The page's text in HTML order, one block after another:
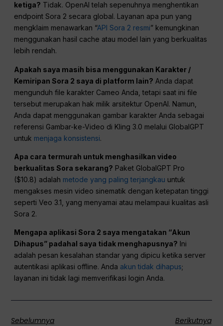
ketiga? Tidak. OpenAI telah sepenuhnya menghentikan
endpoint Sora 2 secara global. Layanan apa pun yang
mengklaim menawarkan “API Sora 2 resmi” kemungkinan
menggunakan hasil cache atau model lain yang berkualitas
lebih rendah.
Apakah saya masih bisa menggunakan Karakter /
Kemiripan Sora 2 saya di platform lain? Anda dapat
mengunduh file karakter Cameo Anda, tetapi saat ini file
tersebut merupakan hak milik arsitektur OpenAI. Namun,
Anda dapat menggunakan gambar karakter Anda sebagai
referensi Gambar-ke-Video di Kling 3.0 melalui GlobalGPT
untuk menjaga konsistensi.
Apa cara termurah untuk menghasilkan video
berkualitas Sora sekarang? Paket GlobalGPT Pro
($10.8) adalah metode yang paling terjangkau untuk
mengakses mesin video sinematik dengan ketepatan tinggi
seperti Veo 3.1, yang menyamai atau melampaui kualitas asli
Sora 2.
Mengapa aplikasi Sora 2 saya mengatakan “Akun
Dihapus” padahal saya tidak menghapusnya? Ini
adalah pesan kesalahan standar yang dipicu ketika server
autentikasi aplikasi offline. Anda akun tidak dihapus;
layanan ini tidak lagi memverifikasi login Anda.
Sebelumnya Berikutnya